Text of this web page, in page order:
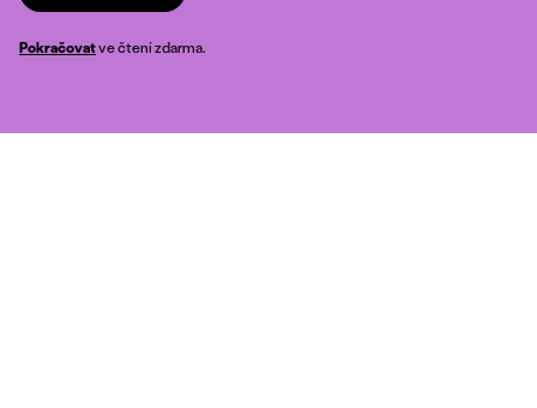
Pokračovatve čtení zdarma.